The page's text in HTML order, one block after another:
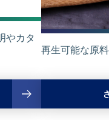
やカタ
再生可能な原